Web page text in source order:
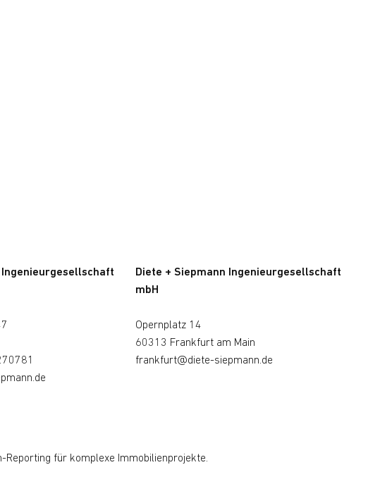
Ingenieurgesellschaft
Diete + Siepmann Ingenieurgesellschaft
mbH
Opernplatz 14
60313 Frankfurt am Main
frankfurt@diete-siepmann.de
für komplexe Immobilienprojekte.